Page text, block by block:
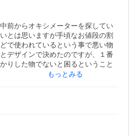
前からオキシメーターを探してい
とは思いますが手頃なお値段の割
で使われているという事で悪い物
デザインで決めたのですが、１番
りした物でないと困るということ
オキシメーターは長くお付き合い
ていた姉から教えてもらっていた
もっとみる